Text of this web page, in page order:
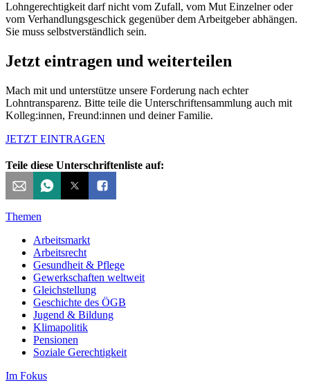
Lohngerechtigkeit darf nicht vom Zufall, vom Mut Einzelner oder
vom Verhandlungsgeschick gegenüber dem Arbeitgeber abhängen.
Sie muss selbstverständlich sein.
Jetzt eintragen und weiterteilen
Mach mit und unterstütze unsere Forderung nach echter
Lohntransparenz. Bitte teile die Unterschriftensammlung auch mit
Kolleg:innen, Freund:innen und deiner Familie.
JETZT EINTRAGEN
Teile diese Unterschriftenliste auf:
Themen
Arbeitsmarkt
Arbeitsrecht
Gesundheit & Pflege
Gewerkschaften weltweit
Gleichstellung
Geschichte des ÖGB
Jugend & Bildung
Klimapolitik
Pensionen
Soziale Gerechtigkeit
Im Fokus